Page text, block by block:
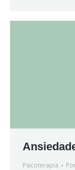
Psicoterapia